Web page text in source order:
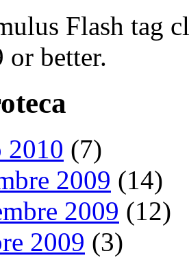
Flash tag
or better.
2010 (7)
2009 (14)
2009 (12)
2009 (3)